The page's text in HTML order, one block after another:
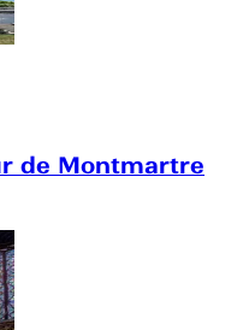
de Montmartre